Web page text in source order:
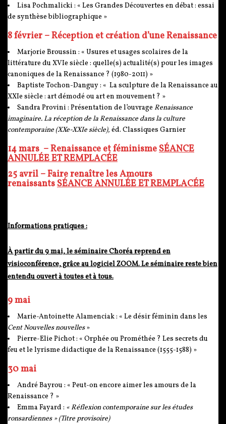
Lisa Pochmalicki : « Les Grandes Découvertes en débat : essai
de synthèse bibliographique »
8 février – Réception et création d’une Renaissance
Marjorie Broussin : « Usures et usages scolaires de la
littérature du XVIe siècle : quelle(s) actualité(s) pour les images
canoniques de la Renaissance ? (1980-2011) »
Baptiste Tochon-Danguy : « La sculpture de la Renaissance au
XXIe siècle : art démodé ou art en mouvement ? »
Sandra Provini : Présentation de l’ouvrage Renaissance
imaginaire. La réception de la Renaissance dans la culture
contemporaine (XXe-XXIe siècle), éd. Classiques Garnier
14 mars – Renaissance et féminismeSÉANCE
ANNULÉE ET REMPLACÉE
25 avril – Faire renaître les Amours
renaissantsSÉANCE ANNULÉE ET REMPLACÉE
Informations pratiques :
À partir du 9 mai, le séminaire Choréa reprend en
visioconférence, grâce au logiciel ZOOM. Le séminaire reste bien
entendu ouvert à toutes et à tous.
9 mai
Marie-Antoinette Alamenciak : « Le désir féminin dans les
Cent Nouvelles nouvelles»
Pierre-Elie Pichot : « Orphée ou Prométhée ? Les secrets du
feu et le lyrisme didactique de la Renaissance (1555-1588) »
30 mai
André Bayrou : « Peut-on encore aimer les amours de la
Renaissance ? »
Emma Fayard : « Réflexion contemporaine sur les études
ronsardiennes » (Titre provisoire)